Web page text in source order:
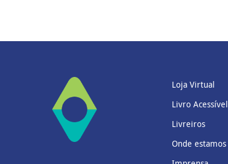
Loja Virtual
Livro Acessível
Livreiros
Onde estamos